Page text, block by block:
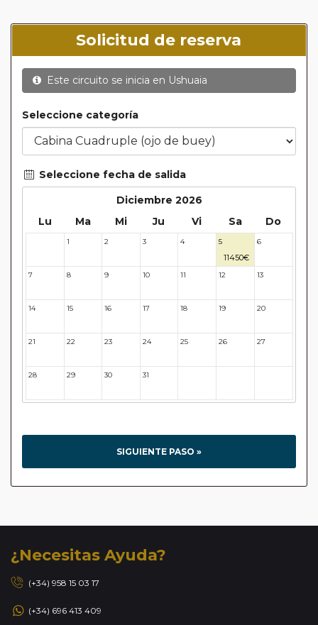
pie de la colonia de pingüinos emperador). Si tiene éxito,
esta es una experiencia única en la vida. Pero recuerde que
la naturaleza escribe el itinerario final aquí: Los intentos de
llegar a la isla Snow Hill durante los viajes de 2012 - 19 no
2022 a 2024, las condiciones fueron favorables para el
aterrizaje de helicópteros en la isla de Snow Hill para visitar
la colonia de pingüinos emperador.
Solicitud de reserva
Este circuito se inicia en Ushuaia
Seleccione categoría
Seleccione fecha de salida
Diciembre 2026
Lu
Ma Mi Ju Vi Sa Do
1 2 3 4 5
11450€
6
7 8 9 10 11 12 13
14 15 16 17 18 19 20
21 22 23 24 25 26 27
28 29 30 31
SIGUIENTE PASO »
¿Necesitas Ayuda?
(+34) 958 15 03 17
(+34) 696 413 409